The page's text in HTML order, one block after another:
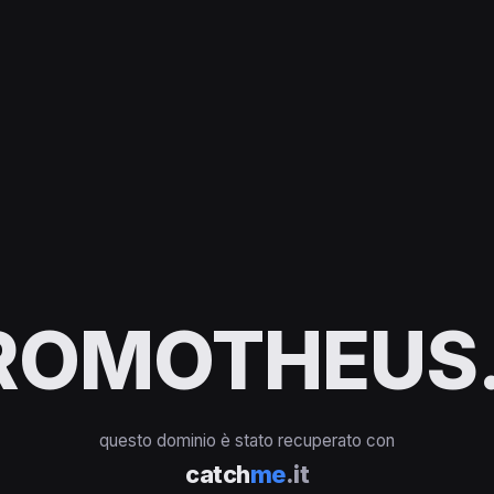
questo dominio è stato recuperato con
catchme.it